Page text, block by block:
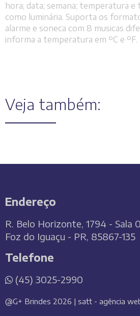
hora; data; semana; temperatura
como luminária. Suporta os
alarme e soneca com 8 musicas
informa a temperatura em ºC e ºF.
Veja também:
Endereço
R. Belo Horizonte, 1794 - Sala
Foz do Iguaçu - PR, 85867-135
Telefone
(45) 3025-2990
@G+ Brindes 2026 | satt - agência